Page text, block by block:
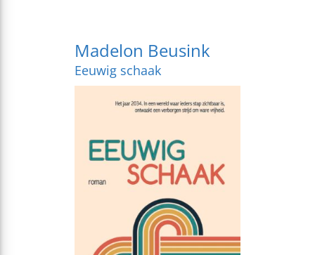
Madelon Beusink
Eeuwig schaak